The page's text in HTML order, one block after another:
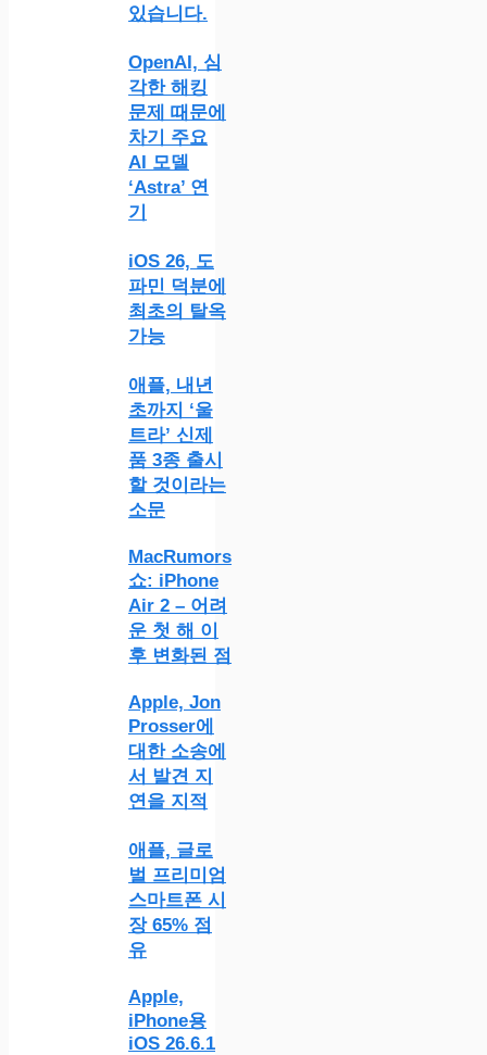
있습니다.
OpenAI, 심
각한 해킹
문제 때문에
차기 주요
AI 모델
‘Astra’ 연
기
iOS 26, 도
파민 덕분에
최초의 탈옥
가능
애플, 내년
초까지 ‘울
트라’ 신제
품 3종 출시
할 것이라는
소문
MacRumors
쇼: iPhone
Air 2 – 어려
운 첫 해 이
후 변화된 점
Apple, Jon
Prosser에
대한 소송에
서 발견 지
연을 지적
애플, 글로
벌 프리미엄
스마트폰 시
장 65% 점
유
Apple,
iPhone용
iOS 26.6.1